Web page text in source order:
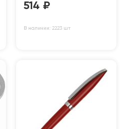
514 ₽
В наличии: 2223 шт